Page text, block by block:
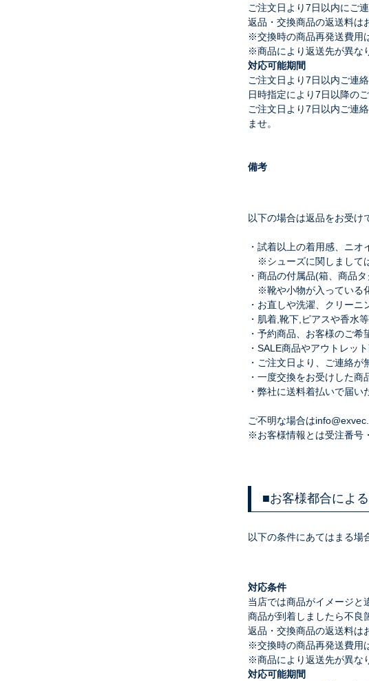
ご注文日より7日以内にご
返品・交換商品の返送料は
※交換時の商品再発送費用
※商品により返送先が異な
対応可能期間
ご注文日より7日以内ご連
日時指定により7日以降の
ご注文日より7日以内ご連
ませ。
備考
以下の場合は返品をお受け
・試着以上の着用感、ニ
※シューズに関しまして
・商品の付属品(箱、商品
※靴や小物が入っている
・お直しや洗濯、クリーニ
・肌着,靴下,ピアスや香水
・予約商品、お客様のご
・SALE商品やアウトレッ
・ご注文日より、ご連絡
・一度交換をお受けした商
・弊社に送料着払いで届い
ご不明な場合は
※お客様情報とは受注番号
■お客様都合によ
以下の条件にあてはまる場
対応条件
当店では商品がイメージと
商品が到着しましたら不良
返品・交換商品の返送料は
※交換時の商品再発送費用
※商品により返送先が異な
対応可能期間